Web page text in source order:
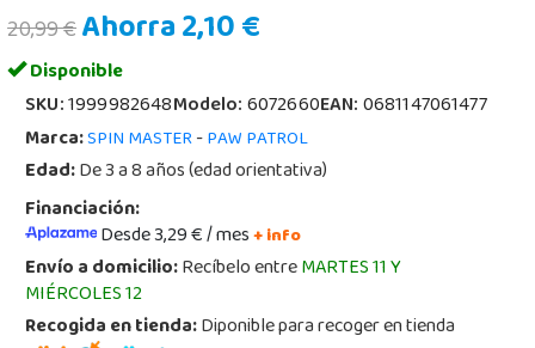
20,99 €Ahorra 2,10 €
Disponible
SKU:1999982648Modelo:6072660EAN:0681147061477
Marca:SPIN MASTER-PAW PATROL
Edad:De 3 a 8 años (edad orientativa)
Financiación:
Desde 3,29 € / mes+ info
Envío a domicilio:Recíbelo entreMARTES 11 Y
MIÉRCOLES 12
Recogida en tienda:Diponible para recoger en tienda